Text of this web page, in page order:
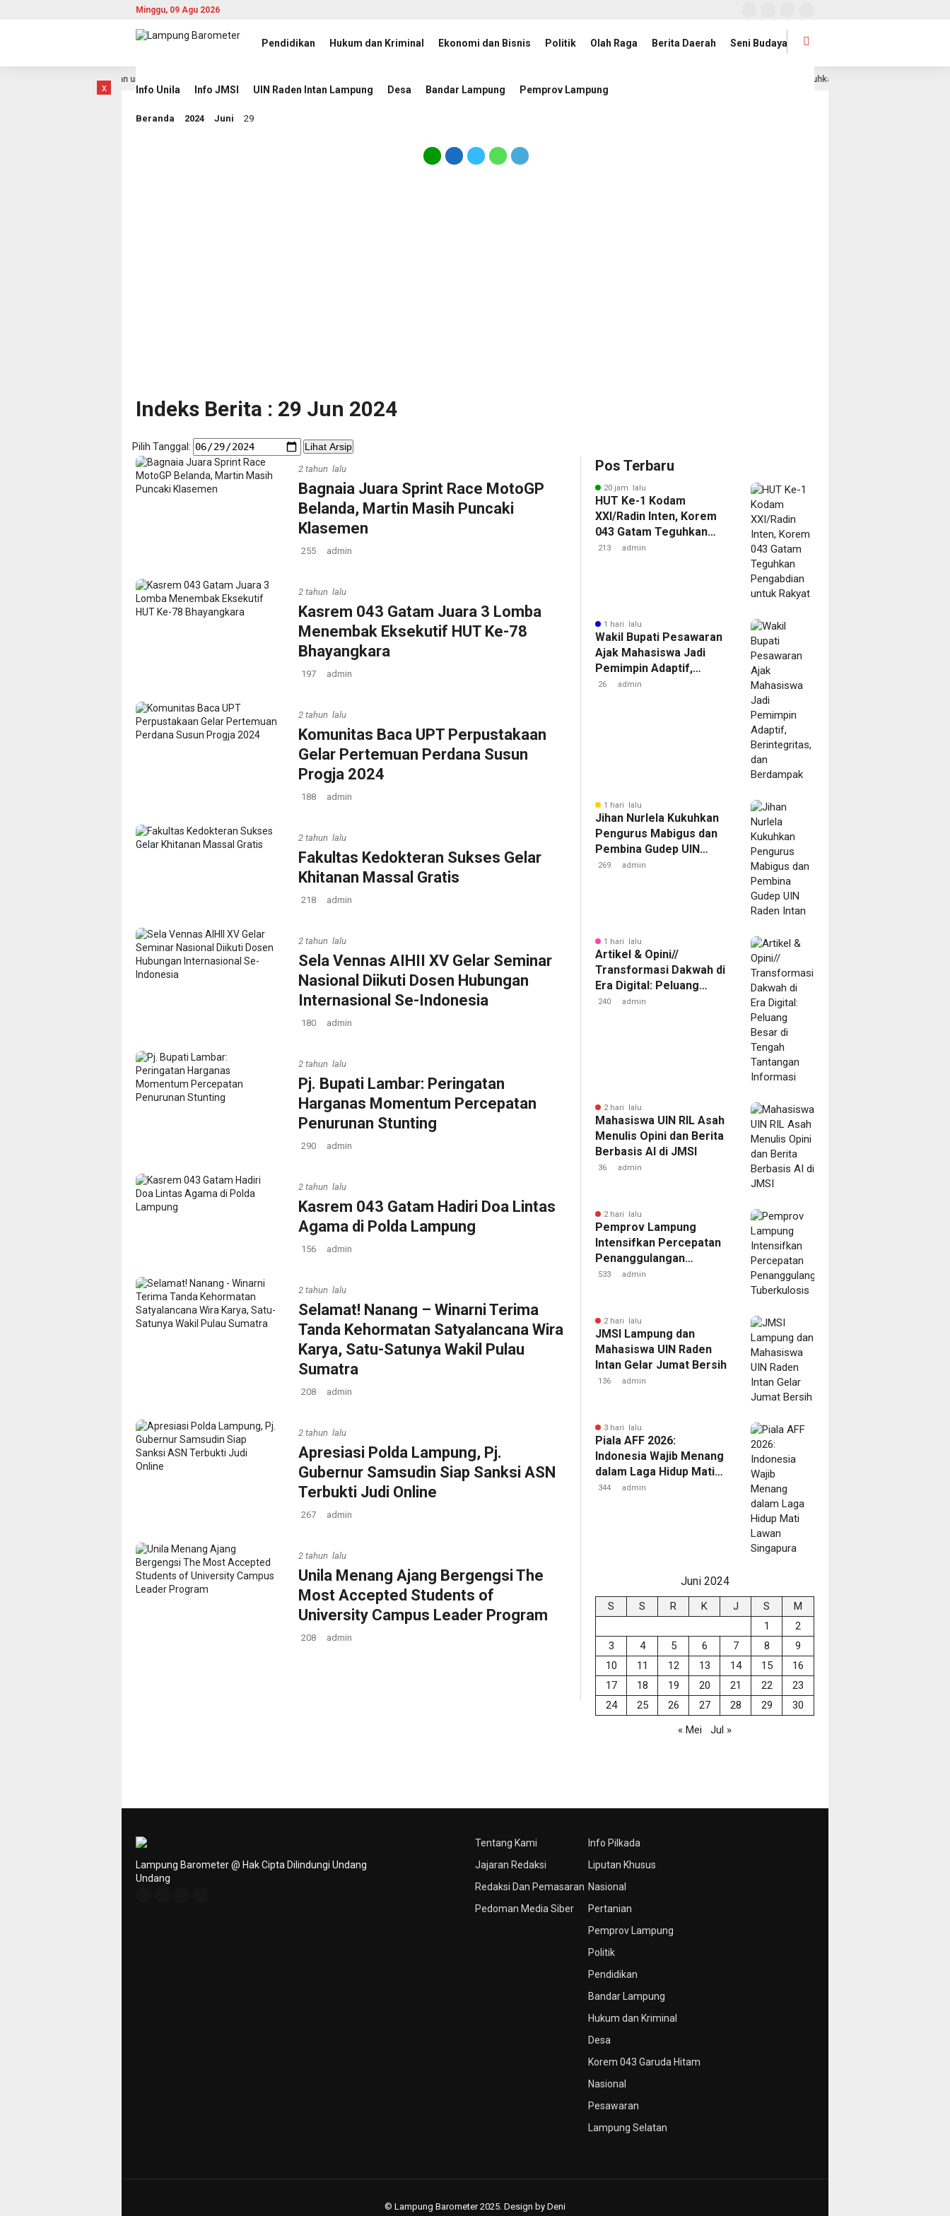
Minggu, 09 Agu 2026
Pendidikan Hukum dan Kriminal Ekonomi dan Bisnis Politik Olah Raga Berita Daerah Seni Budaya
Info Unila Info JMSI UIN Raden Intan Lampung Desa Bandar Lampung Pemprov Lampung
x
Pengabdian untuk Rakyat Jihan Nurlela Kukuhkan Pengurus Mabigus dan Pembina
Beranda 2024 Juni 29
Indeks Berita : 29 Jun 2024
Pilih Tanggal: Lihat Arsip
2 tahun lalu
Bagnaia Juara Sprint Race MotoGP
Belanda, Martin Masih Puncaki
Klasemen
255 admin
2 tahun lalu
Kasrem 043 Gatam Juara 3 Lomba
Menembak Eksekutif HUT Ke-78
Bhayangkara
197 admin
2 tahun lalu
Komunitas Baca UPT Perpustakaan
Gelar Pertemuan Perdana Susun
Progja 2024
188 admin
2 tahun lalu
Fakultas Kedokteran Sukses Gelar
Khitanan Massal Gratis
218 admin
2 tahun lalu
Sela Vennas AIHII XV Gelar Seminar
Nasional Diikuti Dosen Hubungan
Internasional Se-Indonesia
180 admin
2 tahun lalu
Pj. Bupati Lambar: Peringatan
Harganas Momentum Percepatan
Penurunan Stunting
290 admin
2 tahun lalu
Kasrem 043 Gatam Hadiri Doa Lintas
Agama di Polda Lampung
156 admin
2 tahun lalu
Selamat! Nanang – Winarni Terima
Tanda Kehormatan Satyalancana Wira
Karya, Satu-Satunya Wakil Pulau
Sumatra
208 admin
2 tahun lalu
Apresiasi Polda Lampung, Pj.
Gubernur Samsudin Siap Sanksi ASN
Terbukti Judi Online
267 admin
2 tahun lalu
Unila Menang Ajang Bergengsi The
Most Accepted Students of
University Campus Leader Program
208 admin
Pos Terbaru
20 jam lalu
HUT Ke-1 Kodam
XXI/Radin Inten, Korem
043 Gatam Teguhkan
Pengabdian untuk Rakyat
213 admin
1 hari lalu
Wakil Bupati Pesawaran
Ajak Mahasiswa Jadi
Pemimpin Adaptif,
Berintegritas, dan
26 admin
1 hari lalu
Jihan Nurlela Kukuhkan
Pengurus Mabigus dan
Pembina Gudep UIN
Raden Intan
269 admin
1 hari lalu
Artikel & Opini//
Transformasi Dakwah di
Era Digital: Peluang
Besar di Tengah
240 admin
2 hari lalu
Mahasiswa UIN RIL Asah
Menulis Opini dan Berita
Berbasis AI di JMSI
36 admin
2 hari lalu
Pemprov Lampung
Intensifkan Percepatan
Penanggulangan
Tuberkulosis
533 admin
2 hari lalu
JMSI Lampung dan
Mahasiswa UIN Raden
Intan Gelar Jumat Bersih
136 admin
3 hari lalu
Piala AFF 2026:
Indonesia Wajib Menang
dalam Laga Hidup Mati
Lawan Singapura
344 admin
Juni 2024
S S R K J S
M
1
2
3
4 5 6 7 8
9
10
11 12 13 14 15
16
17
18 19 20 21 22
23
24
25 26 27 28 29
30
« Mei
Jul »
Tentang Kami
Jajaran Redaksi
Redaksi Dan Pemasaran
Pedoman Media Siber
Info Pilkada
Liputan Khusus
Nasional
Pertanian
Pemprov Lampung
Politik
Pendidikan
Bandar Lampung
Hukum dan Kriminal
Desa
Korem 043 Garuda Hitam
Nasional
Pesawaran
Lampung Selatan
Lampung Barometer @ Hak Cipta Dilindungi Undang
Undang
© Lampung Barometer 2025. Design by Deni